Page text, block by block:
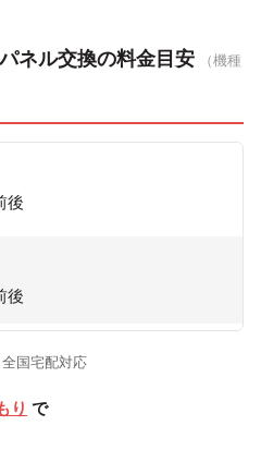
ネル交換の料金目安
（機種
後
後
国宅配対応
り で